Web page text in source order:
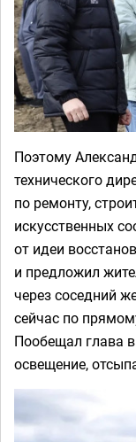
Поэтому
технического
по ремонту,
искусственных
от идеи
и предложил
через соседний
сейчас по
Пообещал глава
освещение,